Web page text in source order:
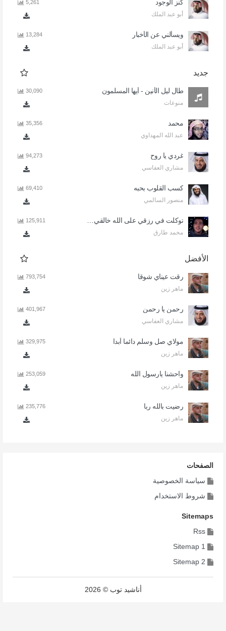
كنز الوجود
أبو عبد الملك
5,261
ويسألني عن الأخبار
أبو عبد الملك
13,284
جديد
طال ليل الأنين - أيها المسلمون
منوعات
30,090
محمد
عبد الله المهداوي
35,356
غردي يا روح
مشاري العفاسي
94,273
كسب القلوب بحبه
منصور السالمي
69,410
محمد طارق
125,911
الأفضل
رقت عيناي شوقا
ماهر زين
793,754
رحمن يا رحمن
مشاري العفاسي
401,967
مولاي صل وسلم دائما أبدا
ماهر زين
329,975
واحشنا يارسول الله
ماهر زين
253,059
رضيت بالله ربا
ماهر زين
235,776
الصفحات
سياسة الخصوصية
شروط الاستخدام
Sitemaps
Rss
Sitemap 1
Sitemap 2
أناشيد توب © 2026